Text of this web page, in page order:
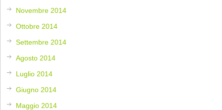
Novembre 2014
Ottobre 2014
Settembre 2014
Agosto 2014
Luglio 2014
Giugno 2014
Maggio 2014